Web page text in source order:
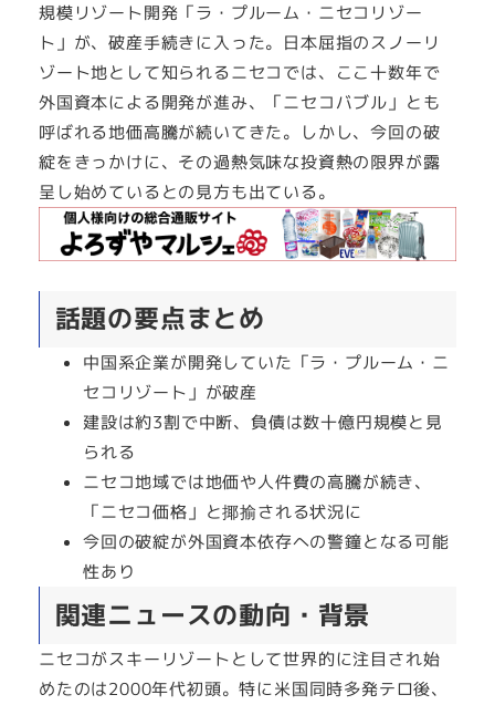
規模リゾート開発「ラ・プルーム・ニセコリゾー
ト」が、破産手続きに入った。日本屈指のスノーリ
ゾート地として知られるニセコでは、ここ十数年で
外国資本による開発が進み、「ニセコバブル」とも
呼ばれる地価高騰が続いてきた。しかし、今回の破
綻をきっかけに、その過熱気味な投資熱の限界が露
呈し始めているとの見方も出ている。
話題の要点まとめ
中国系企業が開発していた「ラ・プルーム・ニ
セコリゾート」が破産
建設は約3割で中断、負債は数十億円規模と見
られる
ニセコ地域では地価や人件費の高騰が続き、
「ニセコ価格」と揶揄される状況に
今回の破綻が外国資本依存への警鐘となる可能
性あり
関連ニュースの動向・背景
ニセコがスキーリゾートとして世界的に注目され始
めたのは2000年代初頭。特に米国同時多発テロ後、